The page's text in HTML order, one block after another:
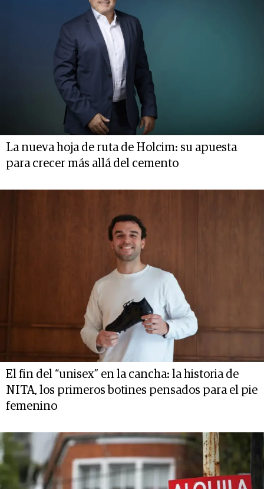
La nueva hoja de ruta de Holcim: su apuesta
para crecer más allá del cemento
El fin del “unisex” en la cancha: la historia de
NITA, los primeros botines pensados para el pie
femenino